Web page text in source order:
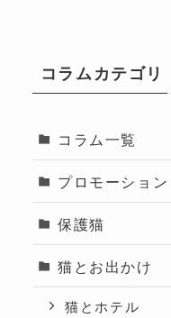
コラムカテゴリ
コラム一覧
プロモーション
保護猫
猫とお出かけ
猫とホテル